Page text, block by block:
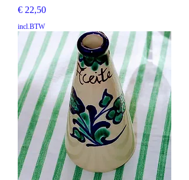
Prijs
€ 22,50
incl.BTW